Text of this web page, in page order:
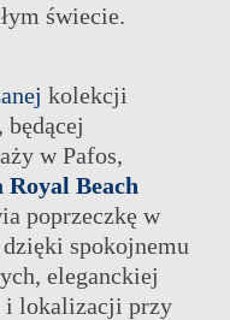
świecie.
kolekcji
będącej
w Pafos,
Beach
poprzeczkę w
spokojnemu
eleganckiej
i lokalizacji przy